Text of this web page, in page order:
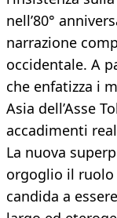
nell’80°
narrazione
occidentale. A
che enfatizza i
Asia dell’Asse
accadimenti
La nuova
orgoglio il
candida a